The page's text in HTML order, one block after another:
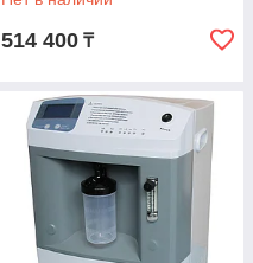
514 400 ₸